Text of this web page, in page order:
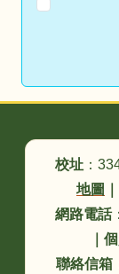
校址 ：
地圖
網路電話
聯絡信箱